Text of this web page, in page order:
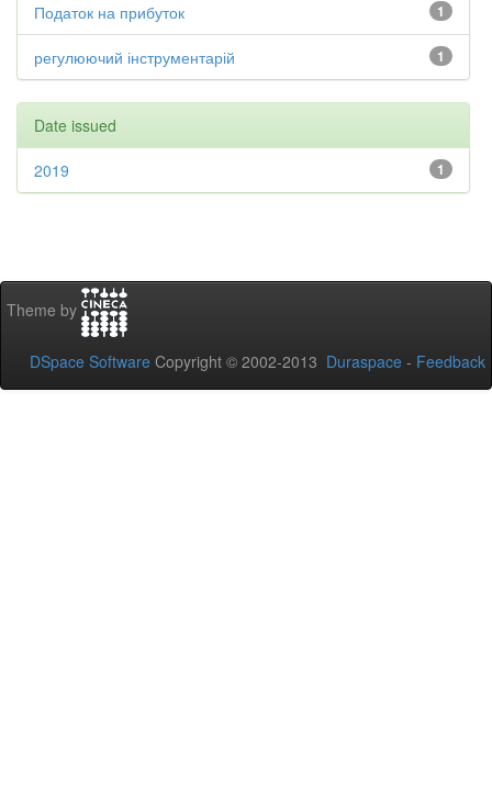
1
Податок на прибуток
1
регулюючий інструментарій
Date issued
1
2019
Theme by
DSpace Software Copyright © 2002-2013 Duraspace - Feedback